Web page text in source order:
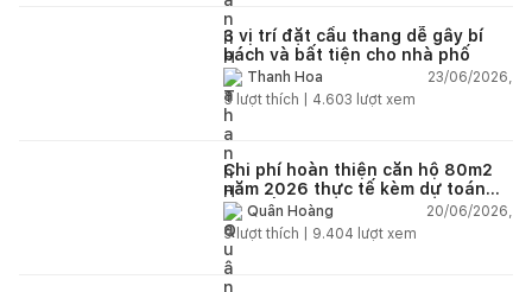
3 vị trí đặt cầu thang dễ gây bí
bách và bất tiện cho nhà phố
Thanh Hoa
23/06/2026,
5 lượt thích | 4.603 lượt xem
Chi phí hoàn thiện căn hộ 80m2
năm 2026 thực tế kèm dự toán
chi tiết từng hạng mục
Quân Hoàng
20/06/2026,
9lượt thích | 9.404 lượt xem